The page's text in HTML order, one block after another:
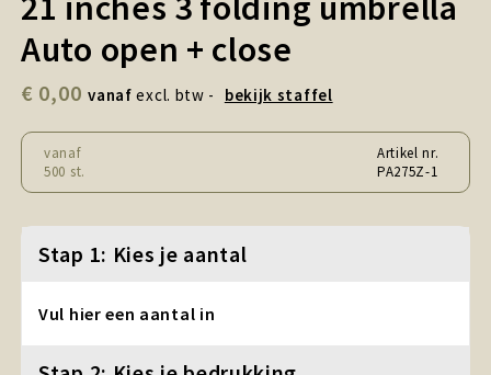
Snoepgoed en Koek
Sport, Spel en Speelgoed
Technologie
Tassen
Auto open + close
€ 0,00 vanaf excl. btw - bekijk staffel
vanaf
500 st.
Artikel nr.
PA275Z-1
Stap 1: Kies je aantal
Vul hier een aantal in